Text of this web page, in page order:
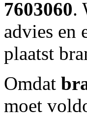
7603060.
advies en
plaatst
Omdat
moet